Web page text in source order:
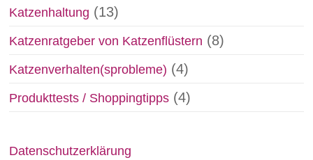
Katzenhaltung (13)
Katzenratgeber von Katzenflüstern (8)
Katzenverhalten(sprobleme) (4)
Produkttests / Shoppingtipps (4)
Datenschutzerklärung